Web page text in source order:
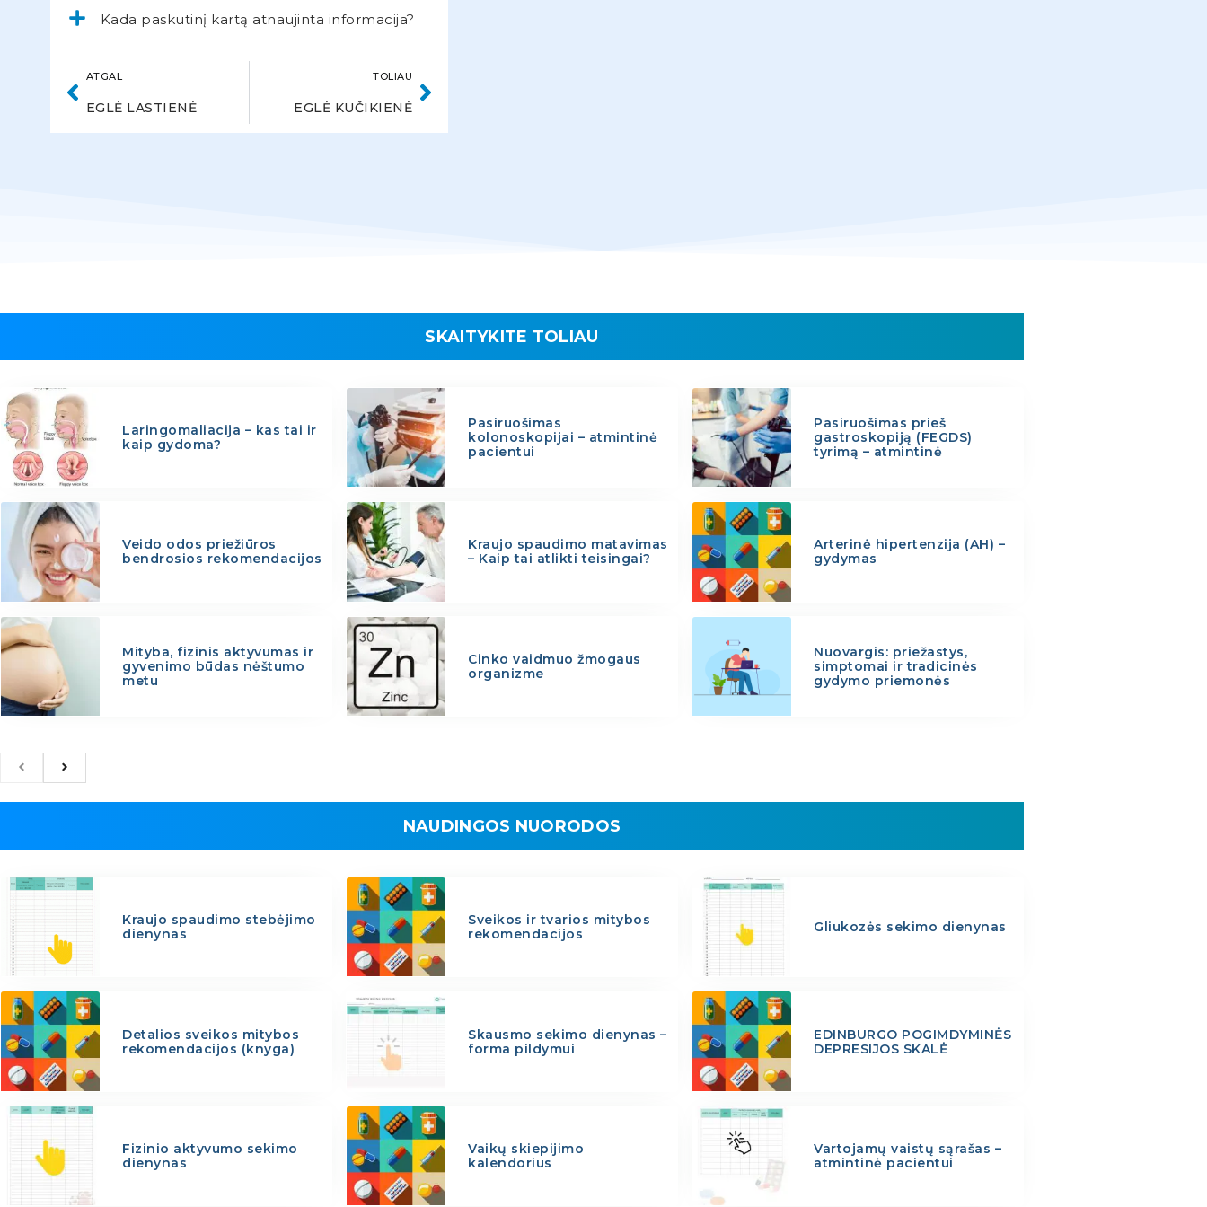
Kada paskutinį kartą atnaujinta informacija?
ATGAL
EGLĖ LASTIENĖ
TOLIAU
EGLĖ KUČIKIENĖ
SKAITYKITE TOLIAU
Laringomaliacija – kas tai ir
kaip gydoma?
Pasiruošimas
kolonoskopijai – atmintinė
pacientui
Pasiruošimas prieš
gastroskopiją (FEGDS)
tyrimą – atmintinė
Veido odos priežiūros
bendrosios rekomendacijos
Kraujo spaudimo matavimas
– Kaip tai atlikti teisingai?
Arterinė hipertenzija (AH) –
gydymas
Mityba, fizinis aktyvumas ir
gyvenimo būdas nėštumo
metu
Cinko vaidmuo žmogaus
organizme
Nuovargis: priežastys,
simptomai ir tradicinės
gydymo priemonės
NAUDINGOS NUORODOS
Kraujo spaudimo stebėjimo
dienynas
Sveikos ir tvarios mitybos
rekomendacijos
Gliukozės sekimo dienynas
Detalios sveikos mitybos
rekomendacijos (knyga)
Skausmo sekimo dienynas –
forma pildymui
EDINBURGO POGIMDYMINĖS
DEPRESIJOS SKALĖ
Fizinio aktyvumo sekimo
dienynas
Vaikų skiepijimo
kalendorius
Vartojamų vaistų sąrašas –
atmintinė pacientui